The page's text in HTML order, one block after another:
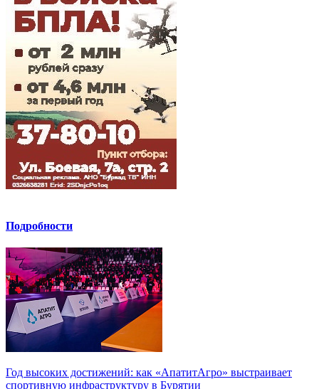
Подробности
Год высоких достижений: как «АпатитАгро» выстраивает
спортивную инфраструктуру в Бурятии